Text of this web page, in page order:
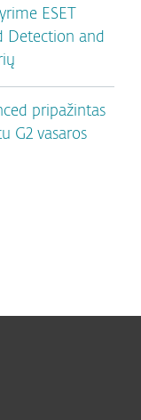
ESET
Detection and
pripažintas
G2 vasaros